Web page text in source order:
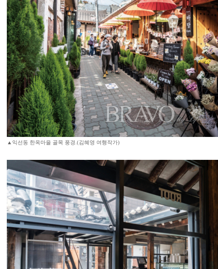
▲익선동 한옥마을 골목 풍경.(김혜영 여행작가)